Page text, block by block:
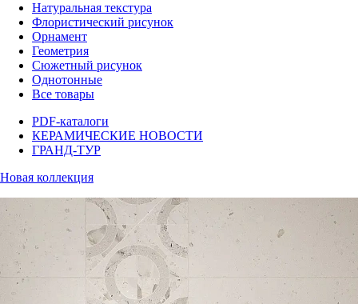
Натуральная текстура
Флористический рисунок
Орнамент
Геометрия
Сюжетный рисунок
Однотонные
Все товары
PDF-каталоги
КЕРАМИЧЕСКИЕ НОВОСТИ
ГРАНД-ТУР
Новая коллекция